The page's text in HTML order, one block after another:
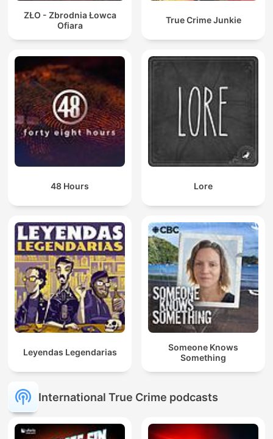
ZŁO - Zbrodnia Łowca
Ofiara
True Crime Junkie
48 Hours Lore
Leyendas Legendarias
Someone Knows
Something
International True Crime podcasts